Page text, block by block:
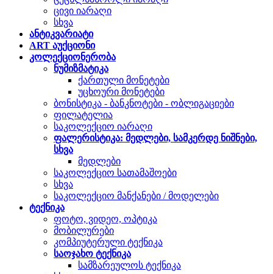
ცივი იარაღი
სხვა
ანტიკვარიატი
ART აუქციონი
კოლექციონერობა
ნუმიზმატიკა
ქართული მონეტები
უცხოური მონეტები
ბონისტიკა - ბანკნოტები - ობლიგაციები
ფილატელია
საკოლექციო იარაღი
ფალერისტიკა: მედლები, სამკერდე ნიშნები,
სხვა
მედლები
საკოლექციო სათამაშოები
სხვა
საკოლექციო მანქანები / მოდელები
ტექნიკა
ფოტო, ვიდეო, ოპტიკა
მობილურები
კომპიუტერული ტექნიკა
საოჯახო ტექნიკა
სამზარეულოს ტექნიკა